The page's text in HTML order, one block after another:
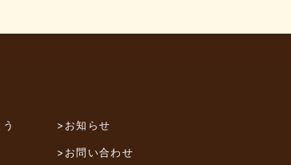
>お知らせ
>お問い合わせ